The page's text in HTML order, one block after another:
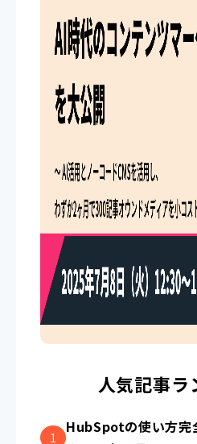
人気記事ラ
HubSpotの使い方完